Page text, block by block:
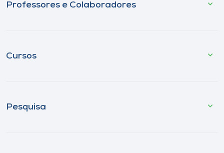
Professores e Colaboradores
Cursos
Pesquisa